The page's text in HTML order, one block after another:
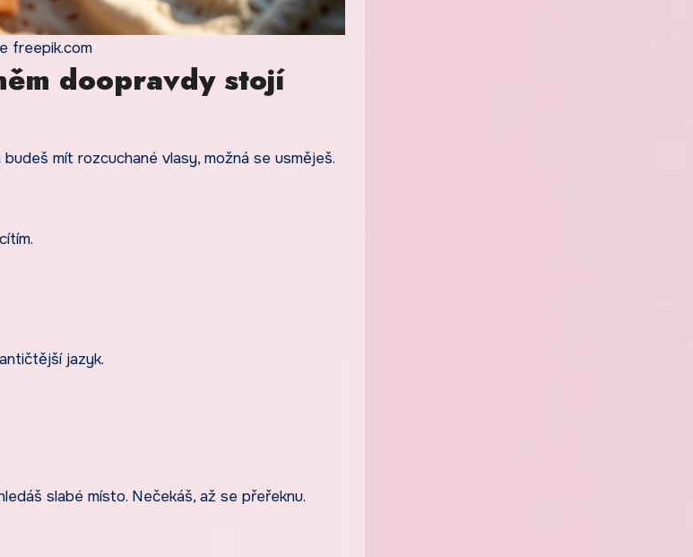
freepik.com
doopravdy stojí
mít rozcuchané vlasy, možná se usměješ.
jazyk.
slabé místo. Nečekáš, až se přeřeknu.